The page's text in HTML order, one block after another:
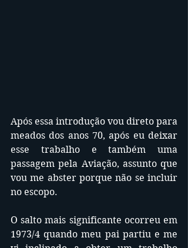
Após essa introdução vou direto para
meados dos anos 70, após eu deixar
esse trabalho e também uma
passagem pela Aviação, assunto que
vou me abster porque não se incluir
no escopo.
O salto mais significante ocorreu em
1973/4 quando meu pai partiu e me